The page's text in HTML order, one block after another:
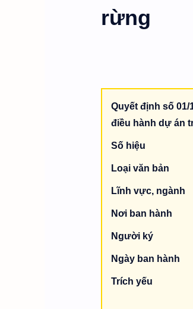
rừng
Quyết định số
điều hành dự án
Số hiệu
Loại văn bản
Lĩnh vực, ngành
Nơi ban hành
Người ký
Ngày ban hành
Trích yếu